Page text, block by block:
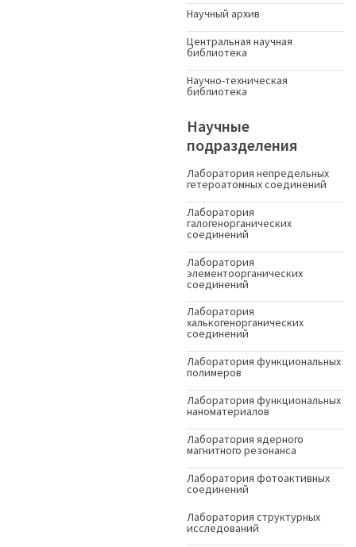
Научный архив
Центральная научная
библиотека
Научно-техническая
библиотека
Научные
подразделения
Лаборатория непредельных
гетероатомных соединений
Лаборатория
галогенорганических
соединений
Лаборатория
элементоорганических
соединений
Лаборатория
халькогенорганических
соединений
Лаборатория функциональных
полимеров
Лаборатория функциональных
наноматериалов
Лаборатория ядерного
магнитного резонанса
Лаборатория фотоактивных
соединений
Лаборатория структурных
исследований